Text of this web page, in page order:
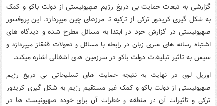
گزارشی به تبعات حمایت بی دریغ رژیم صهیونیستی از دولت باکو و کمک
به شکل گیری کریدور ترکی از ترکیه تا مرزهای چین میپردازد. این پروفسور
صهیونیستی در گزارش خود در ابتدا به مسائل مطرح شده و دیدگاه های
اشتباه رسانه های عبری زبان در رابطه با مسائل و تحولات قفقاز میپردازد و
سپس به تاثیر تبلیغات دولت باکو در سرزمین های اشغالی اشاره میکند.
اوریل لوی در نهایت به نتیجه حمایت های تسلیحاتی بی دریغ رژیم
صهیونیستی از دولت باکو و کمک غیر مستقیم رژیم به شکل گیری کریدور
ترکی و تاثیرات آن در منطقه و خطرات آن برای خوده صهیونیست ها در